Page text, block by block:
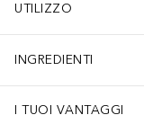
UTILIZZO
INGREDIENTI
I TUOI VANTAGGI